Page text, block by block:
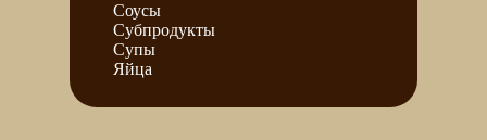
Соусы
Субпродукты
Супы
Яйца